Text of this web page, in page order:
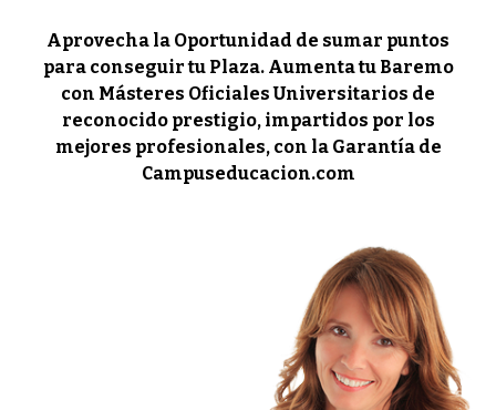
Aprovecha la Oportunidad de sumar puntos
para conseguir tu Plaza. Aumenta tu Baremo
con Másteres Oficiales Universitarios de
reconocido prestigio, impartidos por los
mejores profesionales, con la Garantía de
Campuseducacion.com